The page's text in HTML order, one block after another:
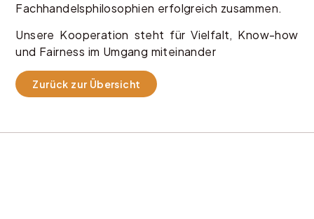
Fachhandelsphilosophien erfolgreich zusammen.
Unsere Kooperation steht für Vielfalt, Know-how
und Fairness im Umgang miteinander
Zurück zur Übersicht